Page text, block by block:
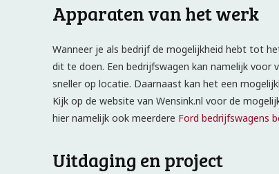
Apparaten van het werk
Wanneer je als bedrijf de mogelijkheid hebt tot
dit te doen. Een bedrijfswagen kan namelijk voor
sneller op locatie. Daarnaast kan het een
Kijk op de website van Wensink.nl voor de
hier namelijk ook meerdere Ford bedrijfswagens
Uitdaging en project